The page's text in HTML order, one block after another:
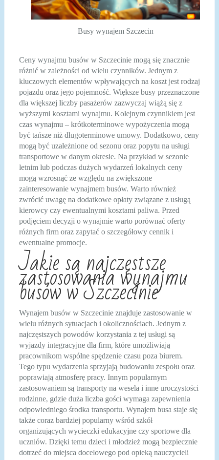
Busy wynajem Szczecin
Ceny wynajmu busów w Szczecinie mogą się znacznie
różnić w zależności od wielu czynników. Jednym z
kluczowych elementów wpływających na koszt jest rodzaj
pojazdu oraz jego pojemność. Większe busy przeznaczone
dla większej liczby pasażerów zazwyczaj wiążą się z
wyższymi kosztami wynajmu. Kolejnym czynnikiem jest
czas wynajmu – krótkoterminowe wypożyczenia mogą
być tańsze niż długoterminowe umowy. Dodatkowo, ceny
mogą być uzależnione od sezonu oraz popytu na usługi
transportowe w danym okresie. Na przykład w sezonie
letnim lub podczas dużych wydarzeń lokalnych ceny
mogą wzrosnąć ze względu na zwiększone
zainteresowanie wynajmem busów. Warto również
zwrócić uwagę na dodatkowe opłaty związane z usługą
kierowcy czy ewentualnymi kosztami paliwa. Przed
podjęciem decyzji o wynajmie warto porównać oferty
różnych firm oraz zapytać o szczegółowy cennik i
ewentualne promocje.
Jakie są najczęstsze
zastosowania wynajmu
busów w Szczecinie
Wynajem busów w Szczecinie znajduje zastosowanie w
wielu różnych sytuacjach i okolicznościach. Jednym z
najczęstszych powodów korzystania z tej usługi są
wyjazdy integracyjne dla firm, które umożliwiają
pracownikom wspólne spędzenie czasu poza biurem.
Tego typu wydarzenia sprzyjają budowaniu zespołu oraz
poprawiają atmosferę pracy. Innym popularnym
zastosowaniem są transporty na wesela i inne uroczystości
rodzinne, gdzie duża liczba gości wymaga zapewnienia
odpowiedniego środka transportu. Wynajem busa staje się
także coraz bardziej popularny wśród szkół
organizujących wycieczki edukacyjne czy sportowe dla
uczniów. Dzięki temu dzieci i młodzież mogą bezpiecznie
dotrzeć do miejsca docelowego pod opieką nauczycieli